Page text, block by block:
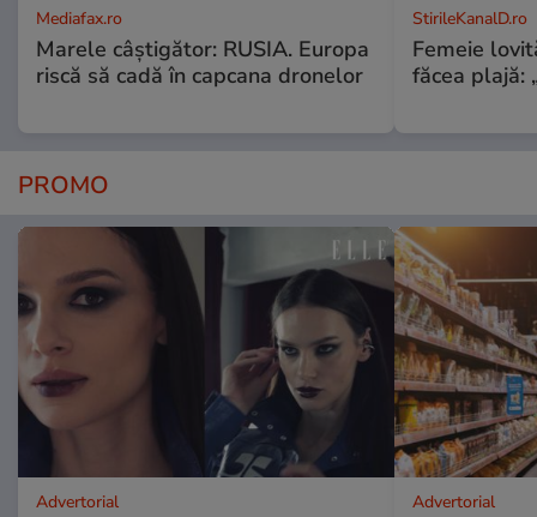
Mediafax.ro
Marele câștigător: RUSIA. Europa
riscă să cadă în capcana dronelor
StirileKanalD.ro
Femeie
făcea plajă:
PROMO
Advertorial Advertorial